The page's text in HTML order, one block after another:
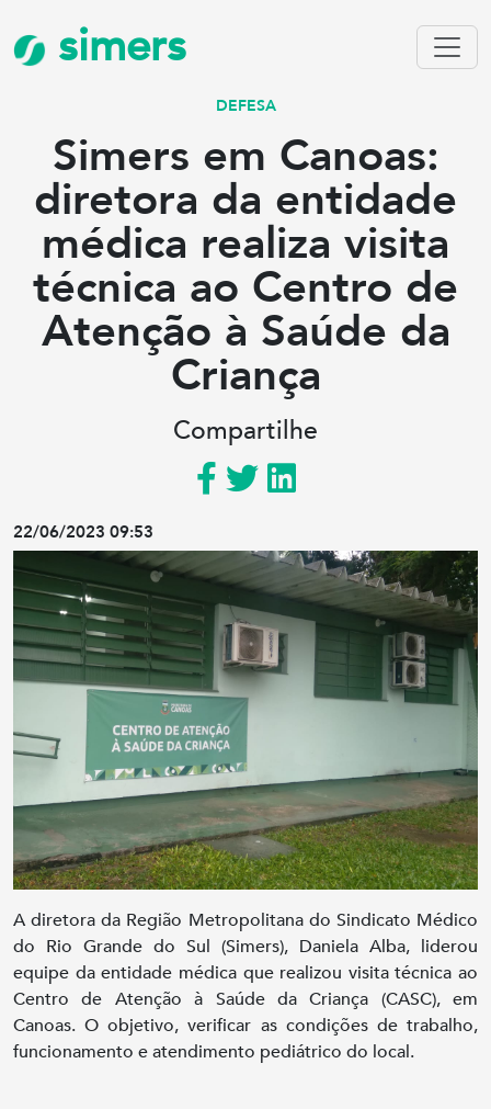
simers
DEFESA
Simers em Canoas:
diretora da entidade
médica realiza visita
técnica ao Centro de
Atenção à Saúde da
Criança
Compartilhe
22/06/2023 09:53
A diretora da Região Metropolitana do Sindicato Médico
do Rio Grande do Sul (Simers), Daniela Alba, liderou
equipe da entidade médica que realizou visita técnica ao
Centro de Atenção à Saúde da Criança (CASC), em
Canoas. O objetivo, verificar as condições de trabalho,
funcionamento e atendimento pediátrico do local.